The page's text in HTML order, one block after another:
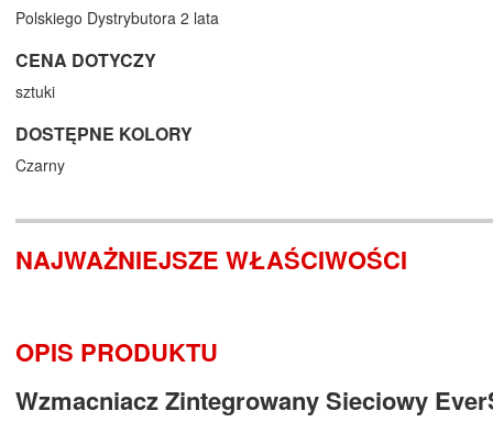
Polskiego Dystrybutora 2 lata
CENA DOTYCZY
sztuki
DOSTĘPNE KOLORY
Czarny
NAJWAŻNIEJSZE WŁAŚCIWOŚCI
OPIS PRODUKTU
Wzmacniacz Zintegrowany Sieciowy